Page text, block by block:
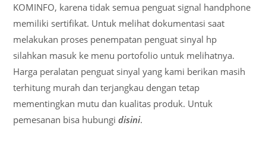
KOMINFO, karena tidak semua penguat signal handphone
memiliki sertifikat. Untuk melihat dokumentasi saat
melakukan proses penempatan penguat sinyal hp
silahkan masuk ke menu portofolio untuk melihatnya.
Harga peralatan penguat sinyal yang kami berikan masih
terhitung murah dan terjangkau dengan tetap
mementingkan mutu dan kualitas produk. Untuk
pemesanan bisa hubungidisini.